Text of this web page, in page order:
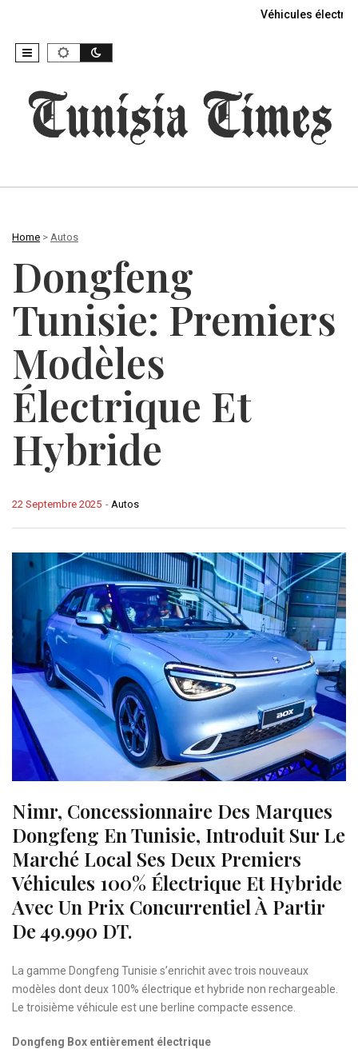
Véhicules
Home > Autos
Dongfeng
Tunisie: Premiers
Modèles
Électrique Et
Hybride
- Autos
22 Septembre 2025
Nimr, Concessionnaire Des Marques
Dongfeng En Tunisie, Introduit Sur Le
Marché Local Ses Deux Premiers
Véhicules 100% Électrique Et Hybride
Avec Un Prix Concurrentiel À Partir
De 49.990 DT.
La gamme Dongfeng Tunisie s’enrichit avec trois nouveaux
modèles dont deux 100% électrique et hybride non rechargeable.
Le troisième véhicule est une berline compacte essence.
Dongfeng Box entièrement électrique